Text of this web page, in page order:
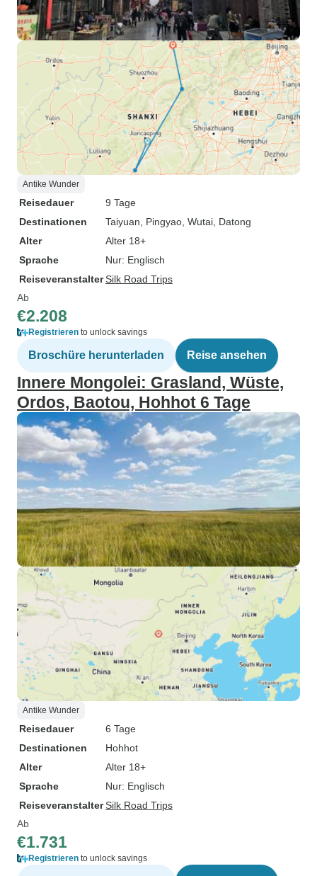
Antike Wunder
Reisedauer
9 Tage
Destinationen
Taiyuan , Pingyao , Wutai , Datong
Alter
Alter 18+
Sprache
Nur: Englisch
ReiseveranstalterSilk Road Trips
Ab
€2.208
Registrieren to unlock savings
Broschüre herunterladen Reise ansehen
Innere Mongolei: Grasland, Wüste,
Ordos, Baotou, Hohhot 6 Tage
Antike Wunder
Reisedauer
6 Tage
Destinationen
Hohhot
Alter
Alter 18+
Sprache
Nur: Englisch
ReiseveranstalterSilk Road Trips
Ab
€1.731
Registrieren to unlock savings